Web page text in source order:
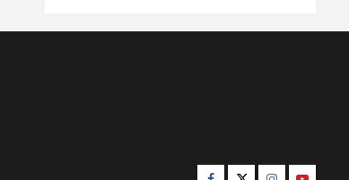
Facebook
TwitterInstagram
Youtube